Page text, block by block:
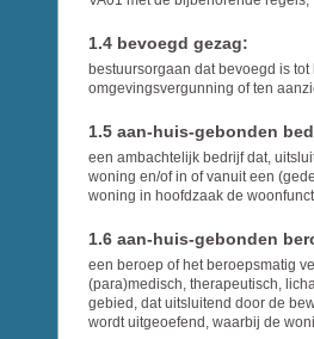
1.4 bevoegd gezag:
bestuursorgaan dat bevoegd is
omgevingsvergunning of ten
1.5 aan-huis-gebonden
een ambachtelijk bedrijf dat,
woning en/of in of vanuit een
woning in hoofdzaak de
1.6 aan-huis-gebonden
een beroep of het beroepsmatig
(para)medisch, therapeutisch,
gebied, dat uitsluitend door de
wordt uitgeoefend, waarbij de